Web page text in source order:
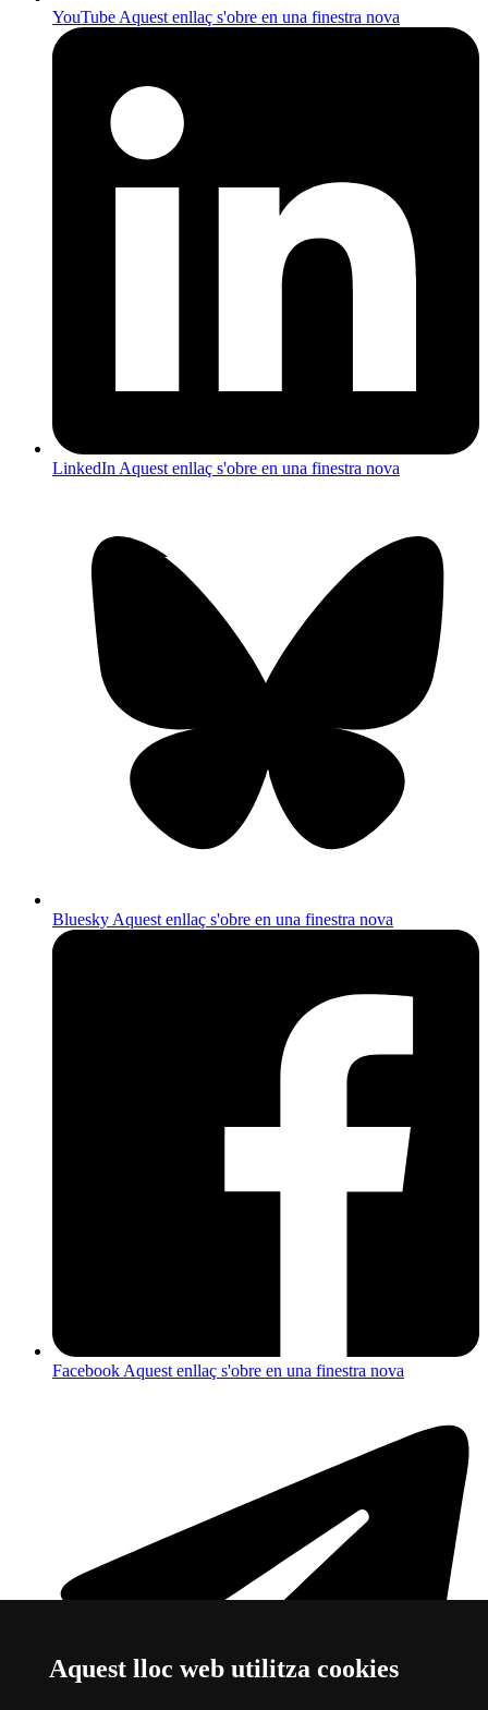
Aquest lloc web utilitza cookies
YouTube Aquest enllaç s'obre en una finestra nova
LinkedIn Aquest enllaç s'obre en una finestra nova
Bluesky Aquest enllaç s'obre en una finestra nova
Facebook Aquest enllaç s'obre en una finestra nova